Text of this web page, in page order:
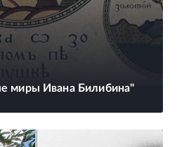
миры Ивана Билибина"